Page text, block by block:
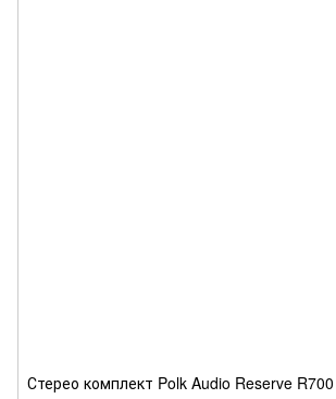
Стерео комплект Polk Audio Reserve